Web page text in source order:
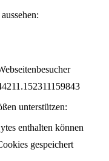
unterstützen:
enthalten können
gespeichert